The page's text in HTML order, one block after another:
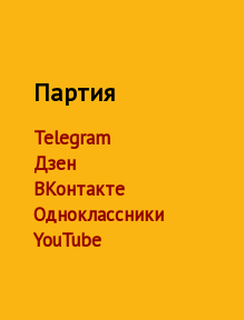
Партия
Telegram
Дзен
ВКонтакте
Одноклассники
YouTube